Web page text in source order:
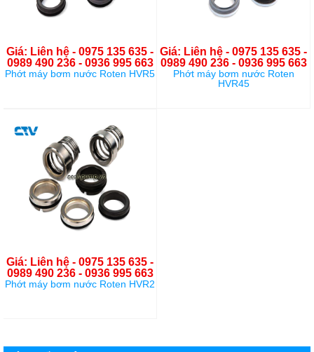
Giá: Liên hệ - 0975 135 635 -
0989 490 236 - 0936 995 663
Phớt máy bơm nước Roten HVR5
Giá: Liên hệ - 0975 135 635 -
0989 490 236 - 0936 995 663
Phớt máy bơm nước Roten
HVR45
Giá: Liên hệ - 0975 135 635 -
0989 490 236 - 0936 995 663
Phớt máy bơm nước Roten HVR2